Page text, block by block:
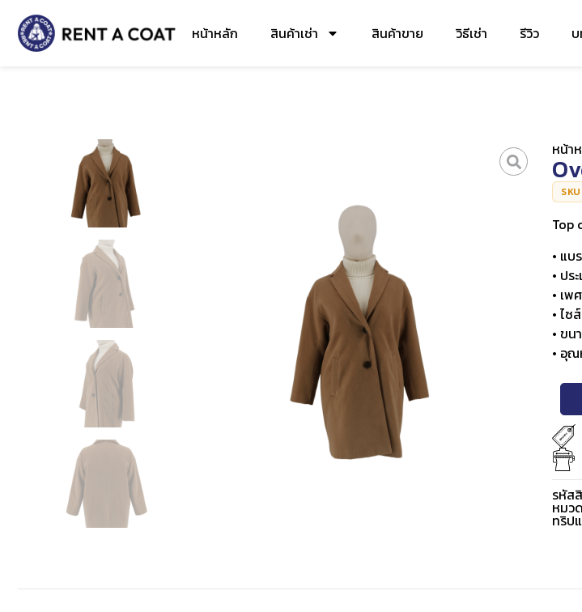
หน้าหลัก สินค้าเช่า สินค้าขาย วิธีเช่า รีวิว
หน้า
Top
• แบ
• ปร
• เ
• ไซ
• ขน
• อุณ
รหัส
หมว
ทริป